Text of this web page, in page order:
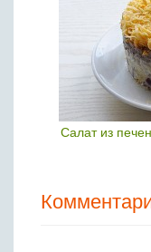
Салат из